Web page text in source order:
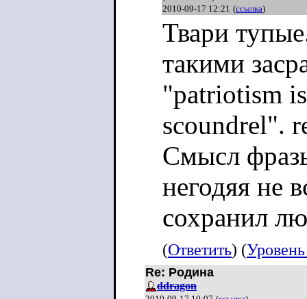
2010-09-17 12:21 (ссылка)
Твари
такими
"patriotism
scoundrel".
Смысл
негодяя не
сохранил
(Ответить) (
Re: Родина
ddragon